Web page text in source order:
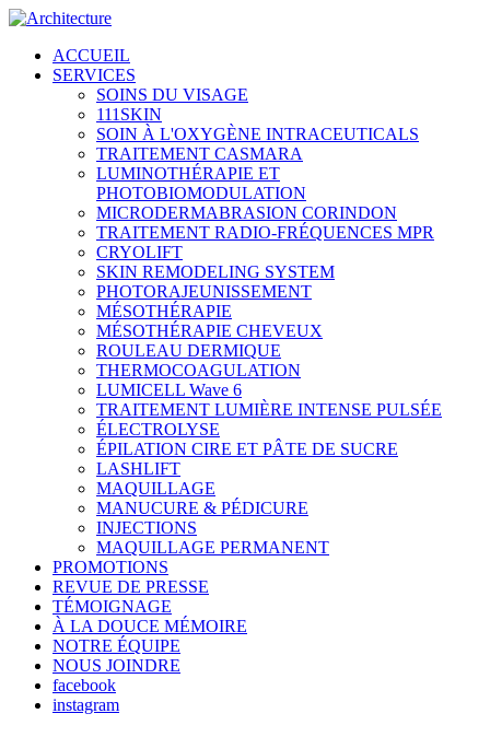
ACCUEIL
SERVICES
SOINS DU VISAGE
111SKIN
SOIN À L'OXYGÈNE INTRACEUTICALS
TRAITEMENT CASMARA
LUMINOTHÉRAPIE ET
PHOTOBIOMODULATION
MICRODERMABRASION CORINDON
TRAITEMENT RADIO-FRÉQUENCES MPR
CRYOLIFT
SKIN REMODELING SYSTEM
PHOTORAJEUNISSEMENT
MÉSOTHÉRAPIE
MÉSOTHÉRAPIE CHEVEUX
ROULEAU DERMIQUE
THERMOCOAGULATION
LUMICELL Wave 6
TRAITEMENT LUMIÈRE INTENSE PULSÉE
ÉLECTROLYSE
ÉPILATION CIRE ET PÂTE DE SUCRE
LASHLIFT
MAQUILLAGE
MANUCURE & PÉDICURE
INJECTIONS
MAQUILLAGE PERMANENT
PROMOTIONS
REVUE DE PRESSE
TÉMOIGNAGE
À LA DOUCE MÉMOIRE
NOTRE ÉQUIPE
NOUS JOINDRE
facebook
instagram